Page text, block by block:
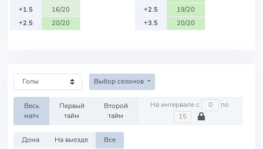
+1.5
16/20
+2.5
20/20
+2.5
19/20
+3.5
20/20
Выбор сезонов
Весь
матч
Первый
тайм
Второй
тайм
На интервале с по
Дома На выезде Все